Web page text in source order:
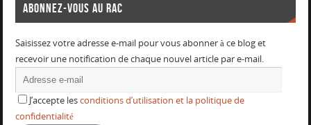
ABONNEZ-VOUS AU RAC
Saisissez votre adresse e-mail pour vous abonner à ce blog et
recevoir une notification de chaque nouvel article par e-mail.
J’accepte lesconditions d’utilisation et la politique de
confidentialité